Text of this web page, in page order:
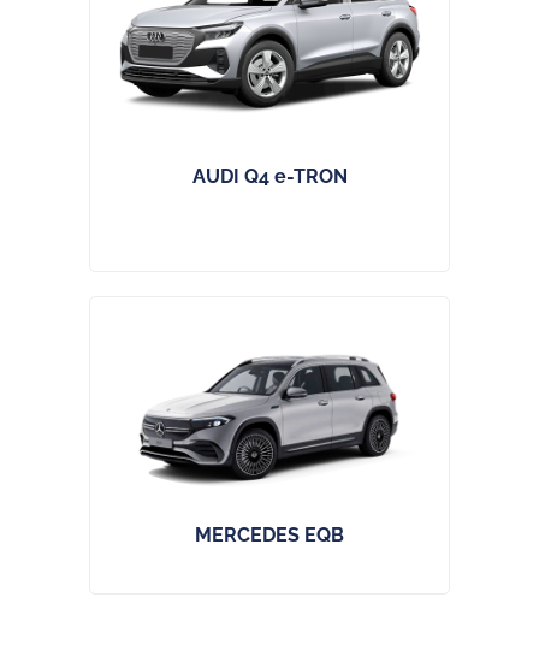
AUDI Q4 e-TRON
MERCEDES EQB